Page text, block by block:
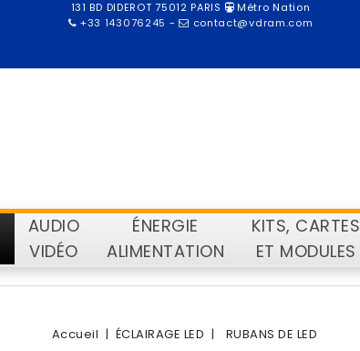
131 BD DIDEROT 75012 PARIS
Métro Nation
+33 143076245 - contact@vdram.com
AUDIO
VIDÉO
ÉNERGIE
ALIMENTATION
KITS, CARTES
ET MODULES
Accueil ÉCLAIRAGE LED RUBANS DE LED